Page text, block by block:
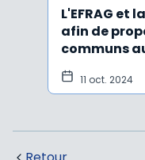
L'EFRAG et
afin de
communs
11 oct. 2024